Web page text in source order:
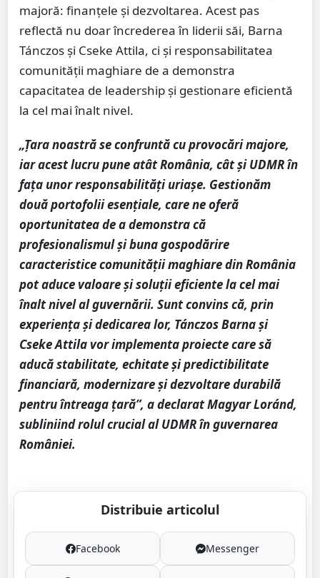
majoră: finanțele și dezvoltarea. Acest pas
reflectă nu doar încrederea în liderii săi, Barna
Tánczos și Cseke Attila, ci și responsabilitatea
comunității maghiare de a demonstra
capacitatea de leadership și gestionare eficientă
la cel mai înalt nivel.
„Țara noastră se confruntă cu provocări majore,
iar acest lucru pune atât România, cât și UDMR în
fața unor responsabilități uriașe. Gestionăm
două portofolii esențiale, care ne oferă
oportunitatea de a demonstra că
profesionalismul și buna gospodărire
caracteristice comunității maghiare din România
pot aduce valoare și soluții eficiente la cel mai
înalt nivel al guvernării. Sunt convins că, prin
experiența și dedicarea lor, Tánczos Barna și
Cseke Attila vor implementa proiecte care să
aducă stabilitate, echitate și predictibilitate
financiară, modernizare și dezvoltare durabilă
pentru întreaga țară”, a declarat Magyar Loránd,
subliniind rolul crucial al UDMR în guvernarea
României.
Distribuie articolul
Facebook Messenger